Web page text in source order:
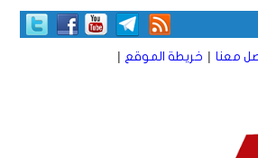
معنا | خريطة الموقع |